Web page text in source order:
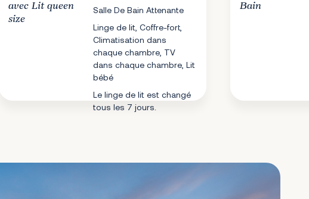
avec Lit queen
size
Salle De Bain Attenante
Linge de lit, Coffre-fort,
Climatisation dans
chaque chambre, TV
dans chaque chambre, Lit
bébé
Le linge de lit est changé
tous les 7 jours.
Bain